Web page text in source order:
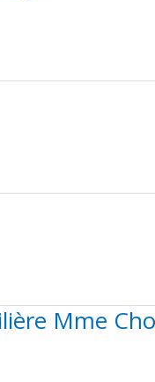
Mme